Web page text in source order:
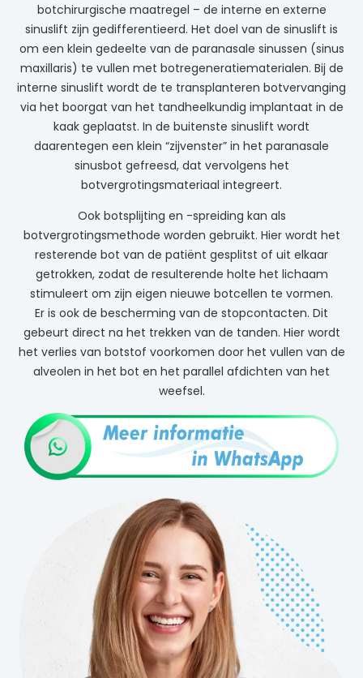
botchirurgische maatregel – de interne en externe
sinuslift zijn gedifferentieerd. Het doel van de sinuslift is
om een klein gedeelte van de paranasale sinussen (sinus
maxillaris) te vullen met botregeneratiematerialen. Bij de
interne sinuslift wordt de te transplanteren botvervanging
via het boorgat van het tandheelkundig implantaat in de
kaak geplaatst. In de buitenste sinuslift wordt
daarentegen een klein “zijvenster” in het paranasale
sinusbot gefreesd, dat vervolgens het
botvergrotingsmateriaal integreert.
Ook botsplijting en -spreiding kan als
botvergrotingsmethode worden gebruikt. Hier wordt het
resterende bot van de patiënt gesplitst of uit elkaar
getrokken, zodat de resulterende holte het lichaam
stimuleert om zijn eigen nieuwe botcellen te vormen.
Er is ook de bescherming van de stopcontacten. Dit
gebeurt direct na het trekken van de tanden. Hier wordt
het verlies van botstof voorkomen door het vullen van de
alveolen in het bot en het parallel afdichten van het
weefsel.